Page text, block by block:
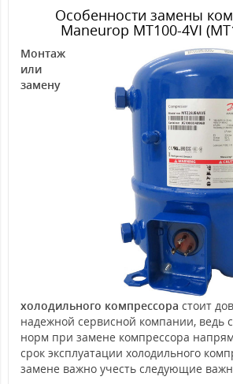
Особенности замены
Maneurop MT100-4VI
Монтаж
или
замену
холодильного компрессора стоит
надежной сервисной компании, ведь
норм при замене компрессора
срок эксплуатации холодильного
замене важно учесть следующие